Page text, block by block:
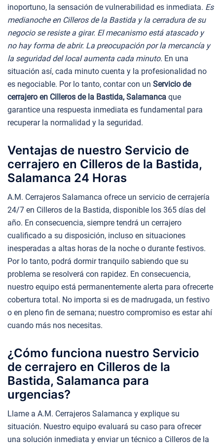
inoportuno, la sensación de vulnerabilidad es inmediata. Es
medianoche en Cilleros de la Bastida y la cerradura de su
negocio se resiste a girar. El mecanismo está atascado y
no hay forma de abrir. La preocupación por la mercancía y
la seguridad del local aumenta cada minuto. En una
situación así, cada minuto cuenta y la profesionalidad no
es negociable. Por lo tanto, contar con un Servicio de
cerrajero en Cilleros de la Bastida, Salamanca que
garantice una respuesta inmediata es fundamental para
recuperar la normalidad y la seguridad.
Ventajas de nuestro Servicio de
cerrajero en Cilleros de la Bastida,
Salamanca 24 Horas
A.M. Cerrajeros Salamanca ofrece un servicio de cerrajería
24/7 en Cilleros de la Bastida, disponible los 365 días del
año. En consecuencia, siempre tendrá un cerrajero
cualificado a su disposición, incluso en situaciones
inesperadas a altas horas de la noche o durante festivos.
Por lo tanto, podrá dormir tranquilo sabiendo que su
problema se resolverá con rapidez. En consecuencia,
nuestro equipo está permanentemente alerta para ofrecerte
cobertura total. No importa si es de madrugada, un festivo
o en pleno fin de semana; nuestro compromiso es estar ahí
cuando más nos necesitas.
¿Cómo funciona nuestro Servicio
de cerrajero en Cilleros de la
Bastida, Salamanca para
urgencias?
Llame a A.M. Cerrajeros Salamanca y explique su
situación. Nuestro equipo evaluará su caso para ofrecer
una solución inmediata y enviar un técnico a Cilleros de la